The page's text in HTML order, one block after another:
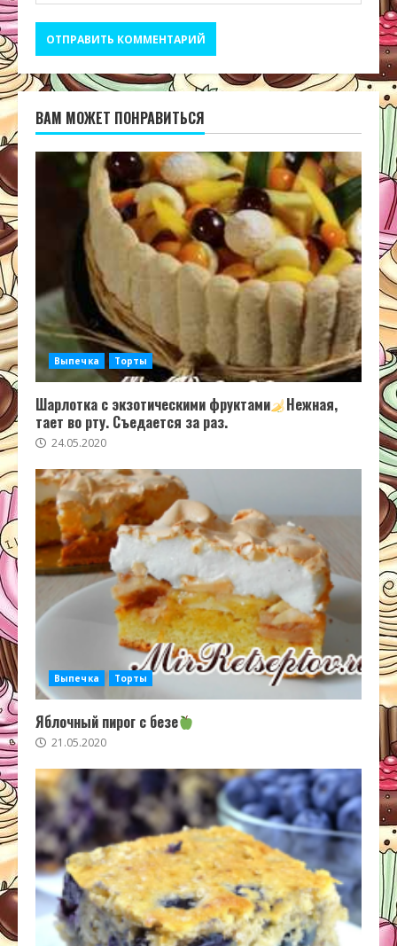
ВАМ МОЖЕТ ПОНРАВИТЬСЯ
Выпечка Торты
Шарлотка с экзотическими фруктами
Нежная,
тает во рту. Съедается за раз.
24.05.2020
Выпечка Торты
Яблочный пирог с безе
21.05.2020